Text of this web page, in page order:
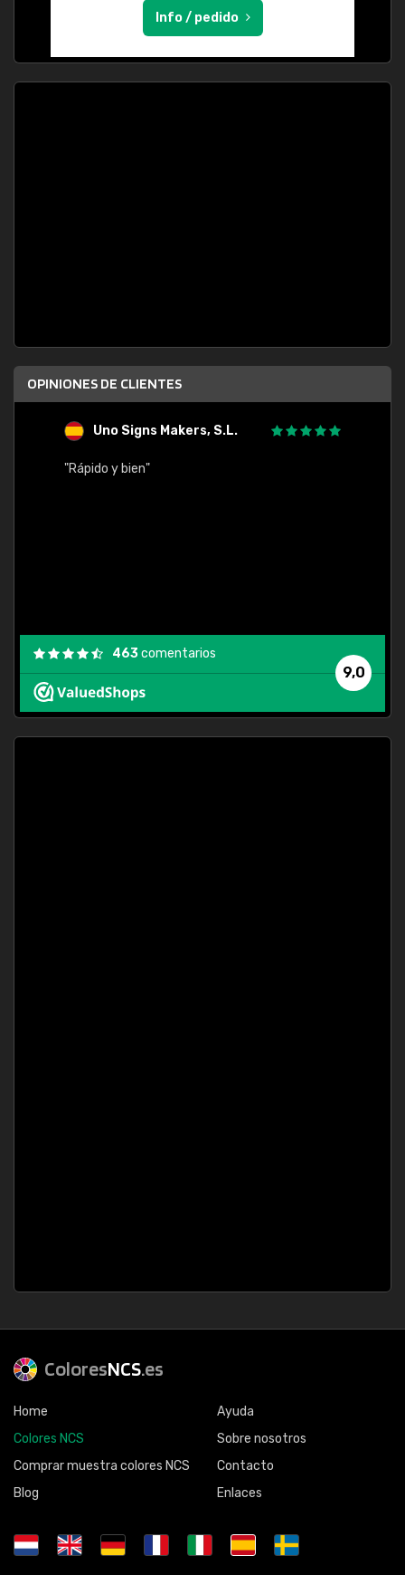
Info / pedido
OPINIONES DE CLIENTES
Uno Signs Makers, S.L.
"Rápido y bien"
9,0
463comentarios
ColoresNCS.es
Home
Colores NCS
Comprar muestra colores NCS
Blog
Ayuda
Sobre nosotros
Contacto
Enlaces